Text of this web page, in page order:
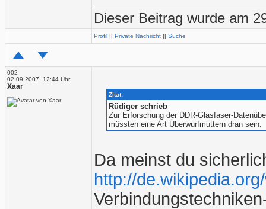
Dieser Beitrag wurde am
Profil || Private Nachricht || Suche
002
02.09.2007, 12:44 Uhr
Xaar
Zitat:
Rüdiger schrieb
Zur Erforschung der DDR-Glasfaser-
müssten eine Art Überwurfmuttern dran sein.
Da meinst du
http://